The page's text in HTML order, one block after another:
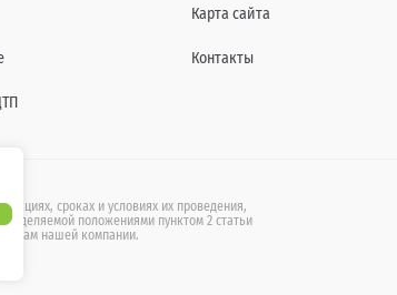
Карта сайта
Контакты
сроках и условиях их проведения,
положениями пунктом 2 статьи
нашей компании.